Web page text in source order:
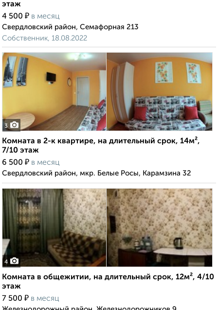
этаж
4 500 ₽ в месяц
Свердловский район, Семафорная 213
Собственник, 18.08.2022
3
Комната в 2-к квартире, на длительный срок, 14м²,
7/10 этаж
6 500 ₽ в месяц
Свердловский район, мкр. Белые Росы, Карамзина 32
4
Комната в общежитии, на длительный срок, 12м², 4/10
этаж
7 500 ₽ в месяц